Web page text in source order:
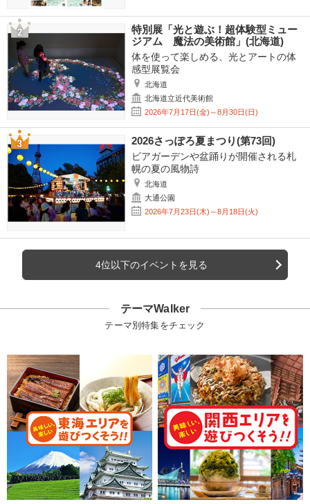
特別展「光と遊ぶ！超体験型ミュー
ジアム 魔法の美術館」(北海道)
体を使って楽しめる、光とアートの体
感型展覧会
北海道
北海道立近代美術館
2026年7月17日(金)～8月30日(日)
2026さっぽろ夏まつり(第73回)
ビアガーデンや盆踊りが開催される札
幌の夏の風物詩
北海道
大通公園
2026年7月23日(木)～8月18日(火)
4位以下のイベントを見る
テーマWalker
テーマ別特集をチェック